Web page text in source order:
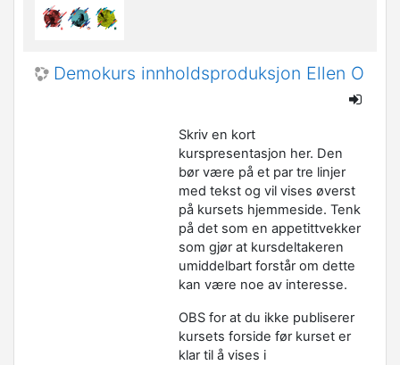
Demokurs innholdsproduksjon Ellen O
Skriv en kort
kurspresentasjon her. Den
bør være på et par tre linjer
med tekst og vil vises øverst
på kursets hjemmeside. Tenk
på det som en appetittvekker
som gjør at kursdeltakeren
umiddelbart forstår om dette
kan være noe av interesse.
OBS for at du ikke publiserer
kursets forside før kurset er
klar til å vises i